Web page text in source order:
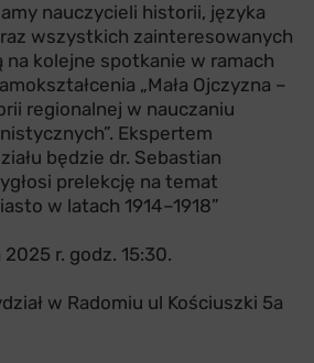
nauczycieli historii, języka
wszystkich zainteresowanych
na kolejne spotkanie w ramach
„Mała Ojczyzna –
regionalnej w nauczaniu
Ekspertem
będzie dr. Sebastian
prelekcję na temat
w latach 1914–1918”
r. godz. 15:30.
w Radomiu ul Kościuszki 5a